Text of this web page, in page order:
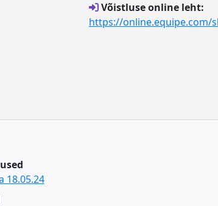
Võistluse online leht:
https://online.equipe.com/
18.05.24